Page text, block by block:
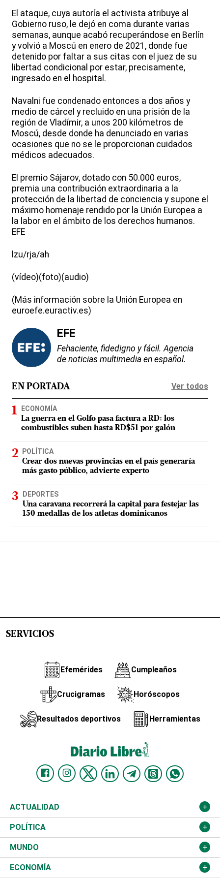
El ataque, cuya autoría el activista atribuye al
Gobierno ruso, le dejó en coma durante varias
semanas, aunque acabó recuperándose en Berlín
y volvió a Moscú en enero de 2021, donde fue
detenido por faltar a sus citas con el juez de su
libertad condicional por estar, precisamente,
ingresado en el hospital.
Navalni fue condenado entonces a dos años y
medio de cárcel y recluido en una prisión de la
región de Vladímir, a unos 200 kilómetros de
Moscú, desde donde ha denunciado en varias
ocasiones que no se le proporcionan cuidados
médicos adecuados.
El premio Sájarov, dotado con 50.000 euros,
premia una contribución extraordinaria a la
protección de la libertad de conciencia y supone el
máximo homenaje rendido por la Unión Europea a
la labor en el ámbito de los derechos humanos.
EFE
lzu/rja/ah
(vídeo)(foto)(audio)
(Más información sobre la Unión Europea en
euroefe.euractiv.es)
EFE
Fehaciente, fidedigno y fácil. Agencia
de noticias multimedia en español.
EN PORTADA Ver todos
ECONOMÍA
La guerra en el Golfo pasa factura a RD: los
combustibles suben hasta RD$51 por galón
POLÍTICA
Crear dos nuevas provincias en el país generaría
más gasto público, advierte experto
DEPORTES
Una caravana recorrerá la capital para festejar las
150 medallas de los atletas dominicanos
SERVICIOS
Efemérides Cumpleaños
Crucigramas Horóscopos
Resultados deportivos Herramientas
ACTUALIDAD
Nacional
Ciudad
Educación
POLÍTICA
Partidos
JCE
MUNDO
Estados Unidos
ECONOMÍA